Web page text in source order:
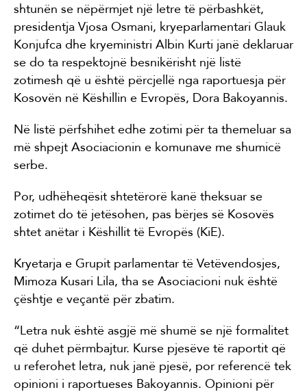
shtunën se nëpërmjet një letre të përbashkët,
presidentja Vjosa Osmani, kryeparlamentari Glauk
Konjufca dhe kryeministri Albin Kurti janë deklaruar
se do ta respektojnë besnikërisht një listë
zotimesh që u është përcjellë nga raportuesja për
Kosovën në Këshillin e Evropës, Dora Bakoyannis.
Në listë përfshihet edhe zotimi për ta themeluar sa
më shpejt Asociacionin e komunave me shumicë
serbe.
Por, udhëheqësit shtetërorë kanë theksuar se
zotimet do të jetësohen, pas bërjes së Kosovës
shtet anëtar i Këshillit të Evropës (KiE).
Kryetarja e Grupit parlamentar të Vetëvendosjes,
Mimoza Kusari Lila, tha se Asociacioni nuk është
çështje e veçantë për zbatim.
“Letra nuk është asgjë më shumë se një formalitet
që duhet përmbajtur. Kurse pjesëve të raportit që
u referohet letra, nuk janë pjesë, por referencë tek
opinioni i raportueses Bakoyannis. Opinioni për